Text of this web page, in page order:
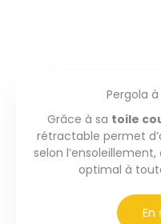
Pergola
Grâce à sa toile
rétractable permet
selon
optimal à
En